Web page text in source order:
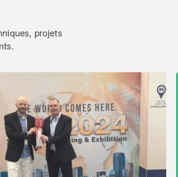
projets